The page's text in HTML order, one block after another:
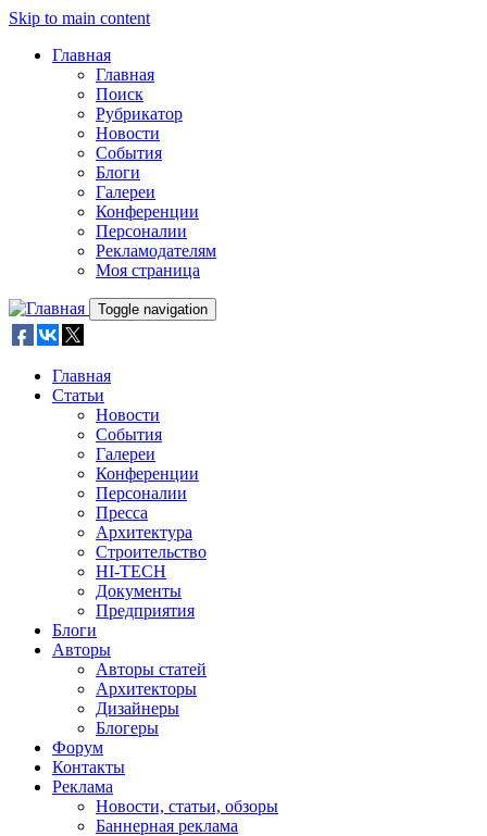
Skip to main content
Главная
Главная
Поиск
Рубрикатор
Новости
События
Блоги
Галереи
Конференции
Персоналии
Рекламодателям
Моя страница
Toggle navigation
Главная
Статьи
Новости
События
Галереи
Конференции
Персоналии
Пресса
Архитектура
Строительство
HI-TECH
Документы
Предприятия
Блоги
Авторы
Авторы статей
Архитекторы
Дизайнеры
Блогеры
Форум
Контакты
Реклама
Новости, статьи, обзоры
Баннерная реклама